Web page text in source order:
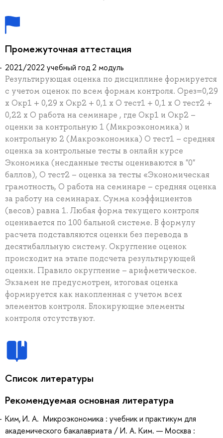
Промежуточная аттестация
2021/2022 учебный год 2 модуль
Результирующая оценка по дисциплине формируется
с учетом оценок по всем формам контроля. Орез=0,29
х Окр1 + 0,29 х Окр2 + 0,1 х О тест1 + 0,1 х О тест2 +
0,22 х О работа на семинаре , где Окр1 и Окр2 –
оценки за контрольную 1 (Микроэкономика) и
контрольную 2 (Макроэкономика) О тест1 – средняя
оценка за контрольные тесты в онлайн курсе
Экономика (несданные тесты оцениваются в "0"
баллов), О тест2 – оценка за тесты «Экономическая
грамотность, О работа на семинаре – средняя оценка
за работу на семинарах. Сумма коэффициентов
(весов) равна 1. Любая форма текущего контроля
оценивается по 100 бальной системе. В формулу
расчета подставляются оценки без перевода в
десятибалльную систему. Округление оценок
происходит на этапе подсчета результирующей
оценки. Правило округление – арифметическое.
Экзамен не предусмотрен, итоговая оценка
формируется как накопленная с учетом всех
элементов контроля. Блокирующие элементы
контроля отсутствуют.
Список литературы
Рекомендуемая основная литература
Ким, И. А. Микроэкономика : учебник и практикум для
академического бакалавриата / И. А. Ким. — Москва :